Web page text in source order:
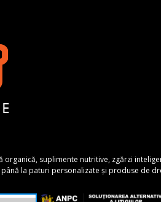
suplimente nutritive, zgărzi
la paturi personalizate și produse de